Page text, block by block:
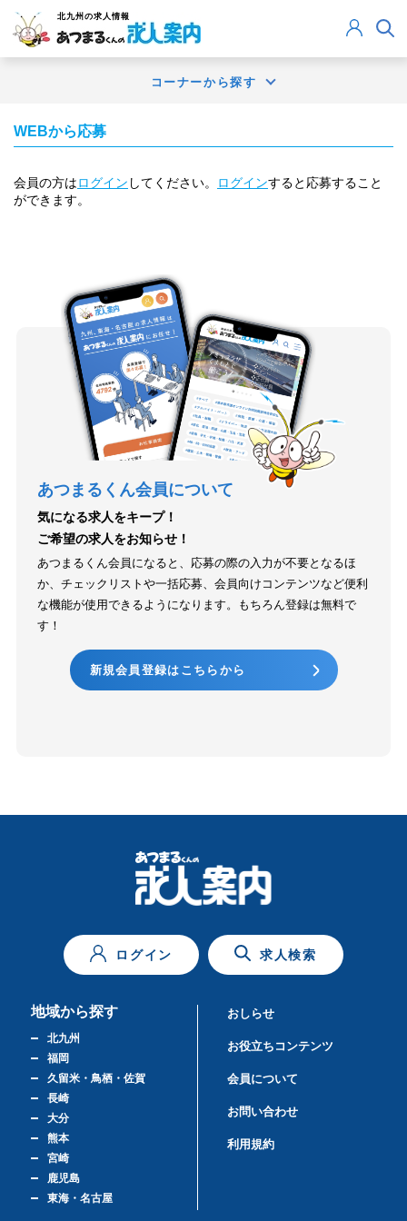
北九州の求人情報
コーナーから探す
WEBから応募
会員の方はログイン してください。 ログインすると応募すること
ができます。
あつまるくん会員について
気になる求人をキープ！
ご希望の求人をお知らせ！
あつまるくん会員になると、応募の際の入力が不要となるほ
か、チェックリストや一括応募、会員向けコンテンツなど便利
な機能が使用できるようになります。もちろん登録は無料で
す！
新規会員登録はこちらから
ログイン 求人検索
地域から探す
北九州
福岡
久留米・鳥栖・佐賀
長崎
大分
熊本
宮崎
鹿児島
東海・名古屋
おしらせ
お役立ちコンテンツ
会員について
お問い合わせ
利用規約